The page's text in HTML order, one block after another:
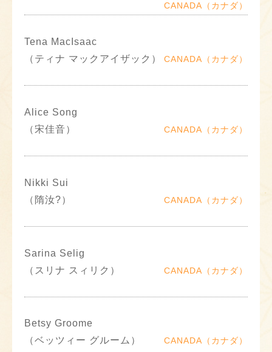
CANADA（カナダ）
Tena MacIsaac
（ティナ マックアイザック）
CANADA（カナダ）
Alice Song
（宋佳音）
CANADA（カナダ）
Nikki Sui
（隋汝?）
CANADA（カナダ）
Sarina Selig
（スリナ スィリク）
CANADA（カナダ）
Betsy Groome
（ベッツィー グルーム）
CANADA（カナダ）